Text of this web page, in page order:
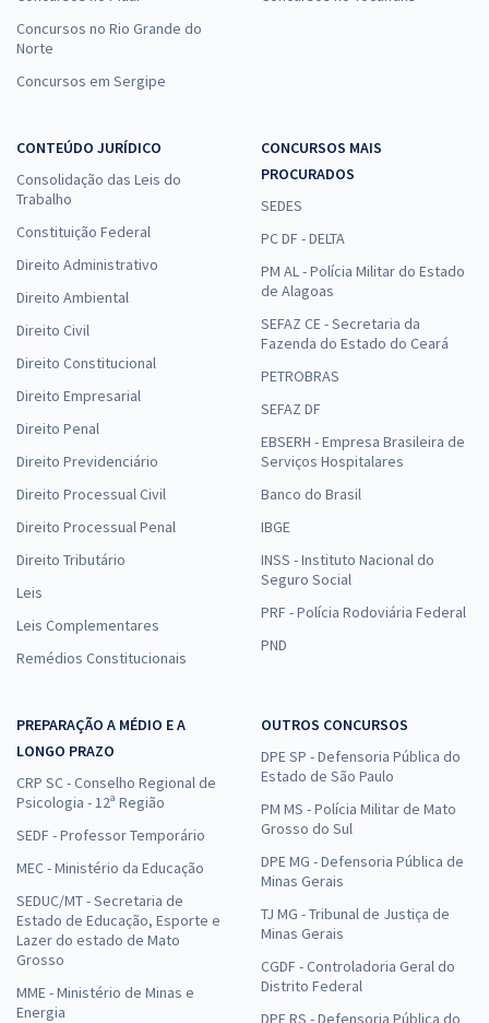
Concursos no Rio Grande do
Norte
Concursos em Sergipe
CONTEÚDO JURÍDICO
Consolidação das Leis do
Trabalho
Constituição Federal
Direito Administrativo
Direito Ambiental
Direito Civil
Direito Constitucional
Direito Empresarial
Direito Penal
Direito Previdenciário
Direito Processual Civil
Direito Processual Penal
Direito Tributário
Leis
Leis Complementares
Remédios Constitucionais
CONCURSOS MAIS
PROCURADOS
SEDES
PC DF - DELTA
PM AL - Polícia Militar do Estado
de Alagoas
SEFAZ CE - Secretaria da
Fazenda do Estado do Ceará
PETROBRAS
SEFAZ DF
EBSERH - Empresa Brasileira de
Serviços Hospitalares
Banco do Brasil
IBGE
INSS - Instituto Nacional do
Seguro Social
PRF - Polícia Rodoviária Federal
PND
PREPARAÇÃO A MÉDIO E A
LONGO PRAZO
CRP SC - Conselho Regional de
Psicologia - 12ª Região
SEDF - Professor Temporário
MEC - Ministério da Educação
SEDUC/MT - Secretaria de
Estado de Educação, Esporte e
Lazer do estado de Mato
Grosso
MME - Ministério de Minas e
Energia
OUTROS CONCURSOS
DPE SP - Defensoria Pública do
Estado de São Paulo
PM MS - Polícia Militar de Mato
Grosso do Sul
DPE MG - Defensoria Pública de
Minas Gerais
TJ MG - Tribunal de Justiça de
Minas Gerais
CGDF - Controladoria Geral do
Distrito Federal
DPE RS - Defensoria Pública do